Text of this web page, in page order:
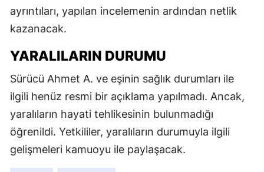
ayrıntıları, yapılan incelemenin ardından netlik
kazanacak.
YARALILARIN DURUMU
Sürücü Ahmet A. ve eşinin sağlık durumları ile
ilgili henüz resmi bir açıklama yapılmadı. Ancak,
yaralıların hayati tehlikesinin bulunmadığı
öğrenildi. Yetkililer, yaralıların durumuyla ilgili
gelişmeleri kamuoyu ile paylaşacak.